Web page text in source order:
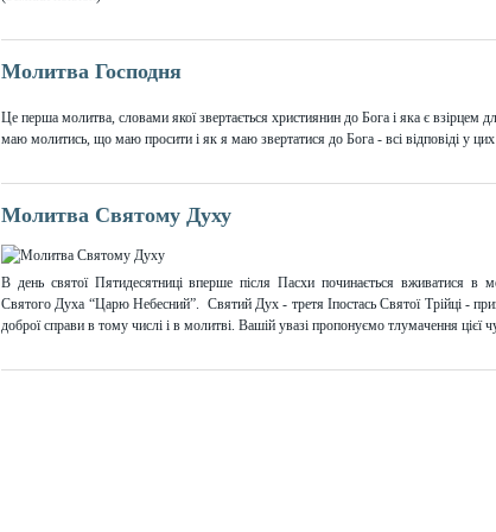
Молитва Господня
Це перша молитва, словами якої звертається християнин до Бога і яка є взірцем
маю молитись, що маю просити і як я маю звертатися до Бога - всі відповіді у
Молитва Святому Духу
В день святої Пятидесятниці вперше після Пасхи починається вживатися в
Святого Духа “Царю Небесний”. Святий Дух - третя Іпостась Святої Трійці -
доброї справи в тому числі і в молитві. Вашій увазі пропонуємо тлумачення цієї